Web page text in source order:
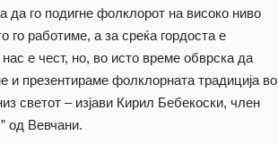
го подигне фолклорот на високо ниво
го работиме, а за среќа гордоста е
е чест, но, во исто време обврска да
и презентираме фолклорната традиција во
светот – изјави Кирил Бебекоски, член
од Вевчани.